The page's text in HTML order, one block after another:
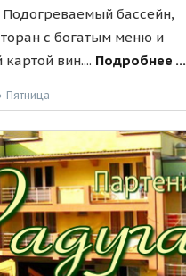
бассейн,
с богатым меню и
вин.... Подробнее ...
Пятница